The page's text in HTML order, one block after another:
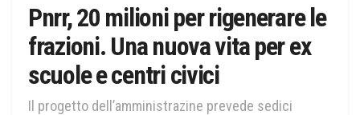
Pnrr, 20 milioni per rigenerare le
frazioni. Una nuova vita per ex
scuole e centri civici
Il progetto dell’amministrazine prevede sedici